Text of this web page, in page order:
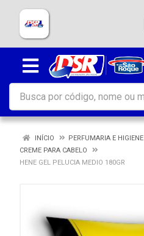
INÍCIO
PERFUMARIA E HIGIENE
CREME PARA CABELO
HENE GEL PELUCIA MEDIO 180GR